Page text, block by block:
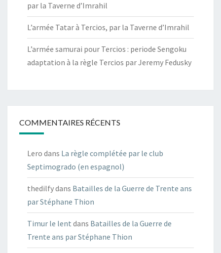
par la Taverne d’Imrahil
L’armée Tatar à Tercios, par la Taverne d’Imrahil
L’armée samurai pour Tercios : periode Sengoku
adaptation à la règle Tercios par Jeremy Fedusky
COMMENTAIRES RÉCENTS
Lero dans La règle complétée par le club
Septimogrado (en espagnol)
thedilfydans Batailles de la Guerre de Trente ans
par Stéphane Thion
Timur le lent dans Batailles de la Guerre de
Trente ans par Stéphane Thion